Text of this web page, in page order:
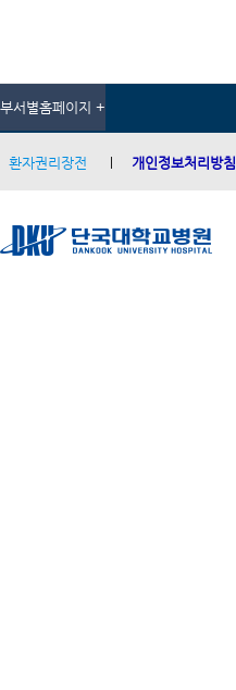
부서별홈페이지 +
환자권리장전 개인정보처리방침